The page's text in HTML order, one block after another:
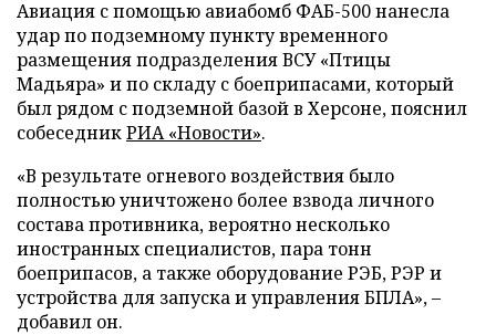
Авиация с помощью авиабомб ФАБ-500 нанесла
удар по подземному пункту временного
размещения подразделения ВСУ «Птицы
Мадьяра» и по складу с боеприпасами, который
был рядом с подземной базой в Херсоне, пояснил
собеседникРИА «Новости».
«В результате огневого воздействия было
полностью уничтожено более взвода личного
состава противника, вероятно несколько
иностранных специалистов, пара тонн
боеприпасов, а также оборудование РЭБ, РЭР и
устройства для запуска и управления БПЛА», –
добавил он.